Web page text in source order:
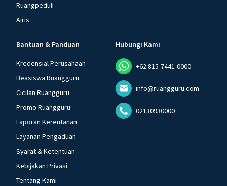
Ruangpeduli
Airis
Bantuan & Panduan
Kredensial Perusahaan
Beasiswa Ruangguru
Cicilan Ruangguru
Promo Ruangguru
Laporan Kerentanan
Layanan Pengaduan
Syarat & Ketentuan
Kebijakan Privasi
Tentang Kami
Hubungi Kami
+62 815-7441-0000
info@ruangguru.com
02130930000